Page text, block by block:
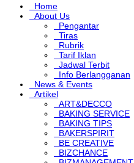
Home
About Us
Pengantar
Tiras
Rubrik
Tarif Iklan
Jadwal Terbit
Info Berlangganan
News & Events
Artikel
ART&DECCO
BAKING SERVICE
BAKING TIPS
BAKERSPIRIT
BE CREATIVE
BIZCHANCE